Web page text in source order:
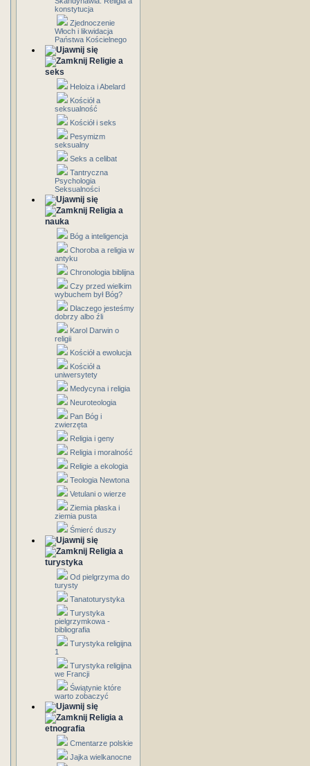
konstytucja
Zjednoczenie
Włoch i likwidacja
Państwa Kościelnego
Religie a
seks
Heloiza i Abelard
Kościół a
seksualność
Kościół i seks
Pesymizm
seksualny
Seks a celibat
Tantryczna
Psychologia
Seksualności
Religia a
nauka
Bóg a inteligencja
Choroba a religia w
antyku
Chronologia biblijna
Czy przed wielkim
wybuchem był Bóg?
Dlaczego jesteśmy
dobrzy albo źli
Karol Darwin o
religii
Kościół a ewolucja
Kościół a
uniwersytety
Medycyna i religia
Neuroteologia
Pan Bóg i
zwierzęta
Religia i geny
Religia i moralność
Religie a ekologia
Teologia Newtona
Vetulani o wierze
Ziemia płaska i
ziemia pusta
Śmierć duszy
Religia a
turystyka
Od pielgrzyma do
turysty
Tanatoturystyka
Turystyka
pielgrzymkowa -
bibliografia
Turystyka religijna
1
Turystyka religijna
we Francji
Świątynie które
warto zobaczyć
Religia a
etnografia
Cmentarze polskie
Jajka wielkanocne